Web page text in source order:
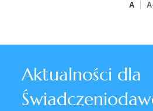
A
Aktualności dla